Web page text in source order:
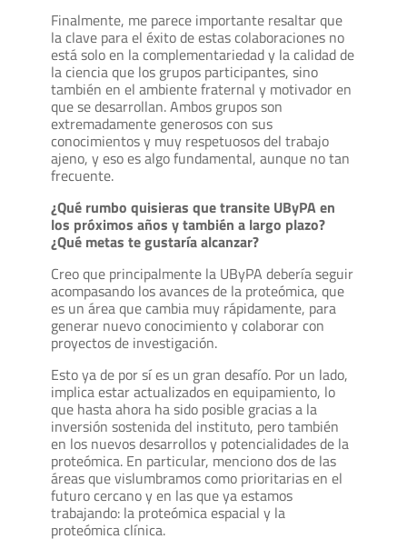
Finalmente, me parece importante resaltar que
la clave para el éxito de estas colaboraciones no
está solo en la complementariedad y la calidad de
la ciencia que los grupos participantes, sino
también en el ambiente fraternal y motivador en
que se desarrollan. Ambos grupos son
extremadamente generosos con sus
conocimientos y muy respetuosos del trabajo
ajeno, y eso es algo fundamental, aunque no tan
frecuente.
¿Qué rumbo quisieras que transite UByPA en
los próximos años y también a largo plazo?
¿Qué metas te gustaría alcanzar?
Creo que principalmente la UByPA debería seguir
acompasando los avances de la proteómica, que
es un área que cambia muy rápidamente, para
generar nuevo conocimiento y colaborar con
proyectos de investigación.
Esto ya de por sí es un gran desafío. Por un lado,
implica estar actualizados en equipamiento, lo
que hasta ahora ha sido posible gracias a la
inversión sostenida del instituto, pero también
en los nuevos desarrollos y potencialidades de la
proteómica. En particular, menciono dos de las
áreas que vislumbramos como prioritarias en el
futuro cercano y en las que ya estamos
trabajando: la proteómica espacial y la
proteómica clínica.